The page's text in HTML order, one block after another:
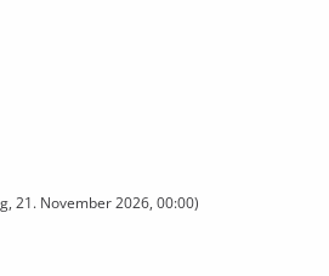
21. November 2026, 00:00)